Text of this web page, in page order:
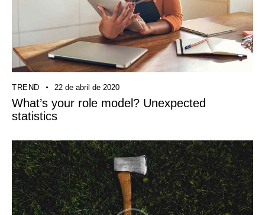
TREND 22 de abril de 2020
What’s your role model? Unexpected
statistics